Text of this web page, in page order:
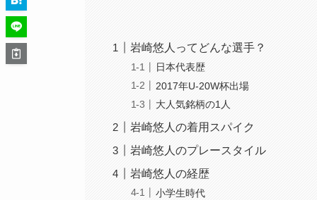
岩崎悠人ってどんな選手？
日本代表歴
2017年U-20W杯出場
大人気銘柄の1人
岩崎悠人の着用スパイク
岩崎悠人のプレースタイル
岩崎悠人の経歴
小学生時代